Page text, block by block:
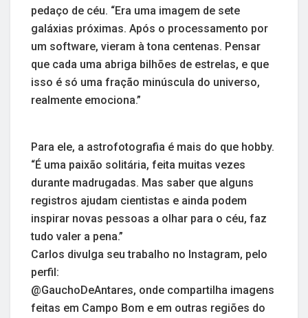
pedaço de céu. “Era uma imagem de sete
galáxias próximas. Após o processamento por
um software, vieram à tona centenas. Pensar
que cada uma abriga bilhões de estrelas, e que
isso é só uma fração minúscula do universo,
realmente emociona.”
Para ele, a astrofotografia é mais do que hobby.
“É uma paixão solitária, feita muitas vezes
durante madrugadas. Mas saber que alguns
registros ajudam cientistas e ainda podem
inspirar novas pessoas a olhar para o céu, faz
tudo valer a pena.”
Carlos divulga seu trabalho no Instagram, pelo
perfil:
@GauchoDeAntares, onde compartilha imagens
feitas em Campo Bom e em outras regiões do